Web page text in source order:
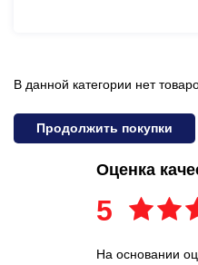
В данной категории нет
Продолжить покупки
Оценка
5
На основании